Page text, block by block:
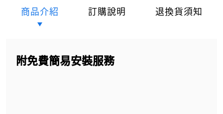
商品介紹 訂購說明 退換貨須知
附免費簡易安裝服務